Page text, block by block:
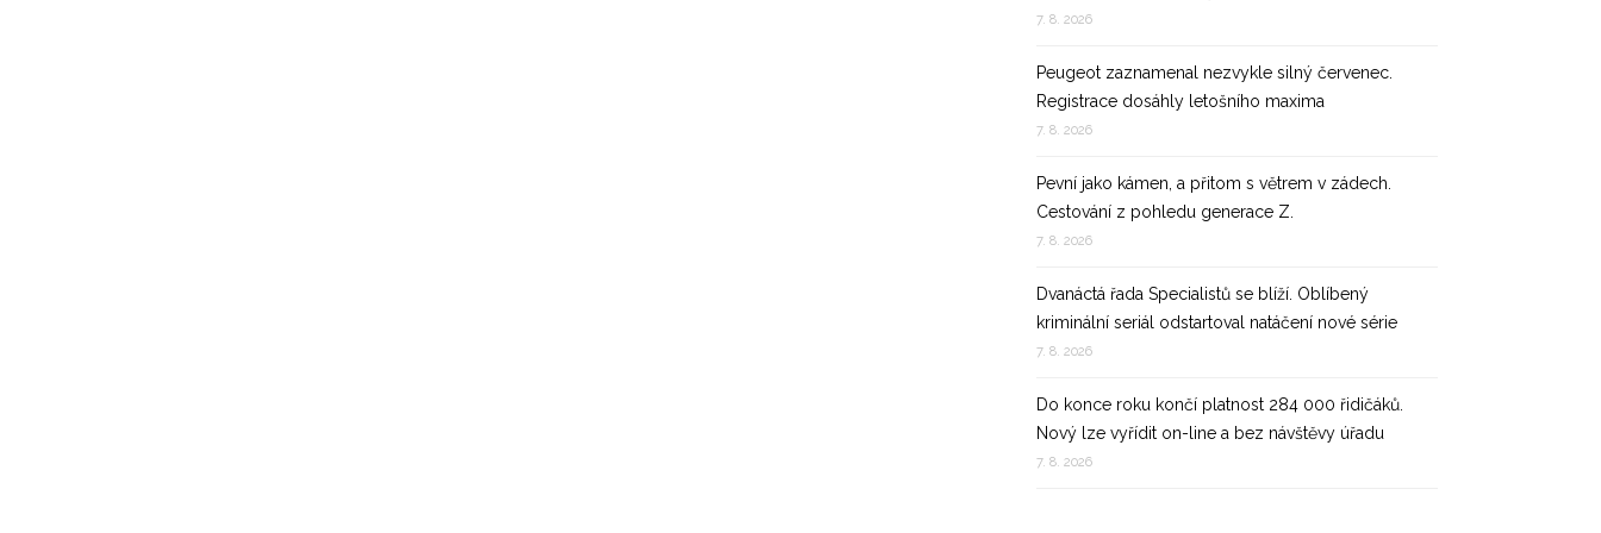
7. 8. 2026
Peugeot zaznamenal nezvykle silný červenec.
Registrace dosáhly letošního maxima
7. 8. 2026
Pevní jako kámen, a přitom s větrem v zádech.
Cestování z pohledu generace Z.
7. 8. 2026
Dvanáctá řada Specialistů se blíží. Oblíbený
kriminální seriál odstartoval natáčení nové série
7. 8. 2026
Do konce roku končí platnost 284 000 řidičáků.
Nový lze vyřídit on-line a bez návštěvy úřadu
7. 8. 2026